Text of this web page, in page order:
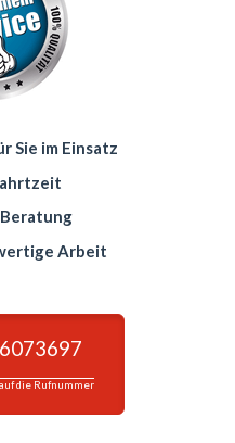
Sie im Einsatz
Arbeit
die Rufnummer